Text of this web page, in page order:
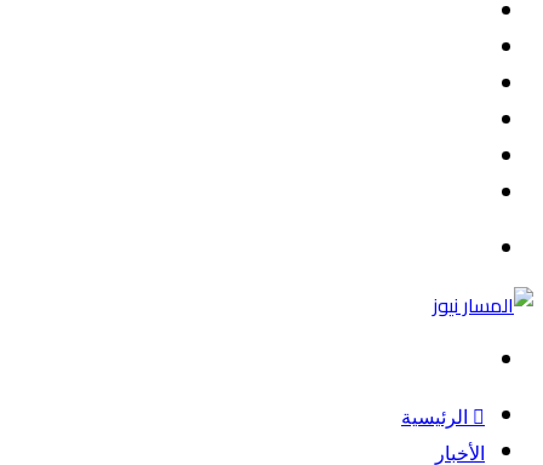
الرئيسية
الأخبار